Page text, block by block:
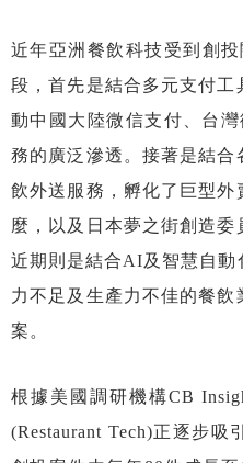
近年亞洲餐飲科技受到創
段，首先是結合多元支付
動中國大陸微信支付、台
務的廣泛滲透。接著是結合
飲外送服務，孵化了巨型外
麼，以及日本夢之街創造
近期則是結合AI及智慧自動
力不足及生產力不佳的餐
案。
根據美國調研機構CB
(Restaurant Tech)正逐步